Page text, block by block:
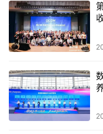
02
置信度调度：算力
如果说半自回归解决
是验证效率。